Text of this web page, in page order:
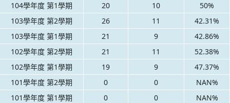
104學年度 第1學期
20 10
50%
103學年度 第2學期
26 11
42.31%
103學年度 第1學期
21 9
42.86%
102學年度 第2學期
21 11
52.38%
102學年度 第1學期
19 9
47.37%
101學年度 第2學期
0 0
NAN%
101學年度 第1學期
0 0
NAN%